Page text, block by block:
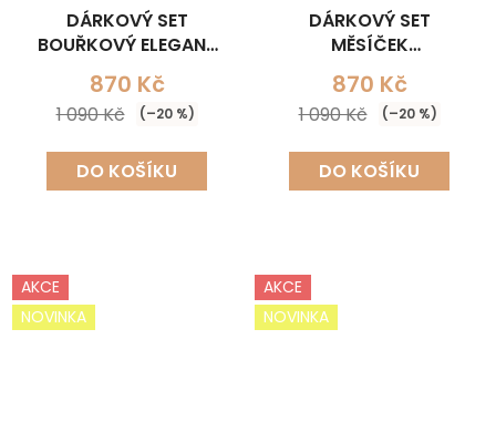
DÁRKOVÝ SET
BOUŘKOVÝ ELEGANT
(NÁHRDELNÍK+NÁUŠNICE)
870 Kč
1 090 Kč (–20 %)
DO KOŠÍKU
DÁRKOVÝ SET
MĚSÍČEK
870 Kč
1 090 Kč (–20 %)
DO KOŠÍKU
AKCE
NOVINKA
AKCE
NOVINKA